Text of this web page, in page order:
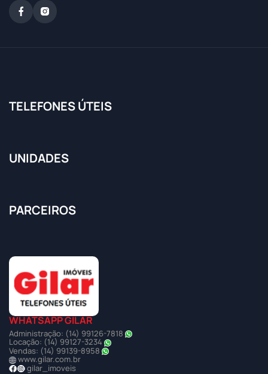
TELEFONES ÚTEIS
UNIDADES
PARCEIROS
WHATSAPP GILAR
Administração: (14) 99126-7818
Locação: (14) 99127-3234
Vendas: (14) 99139-8958
www.gilar.com.br
gilar_imoveis